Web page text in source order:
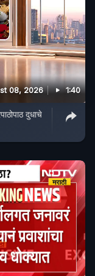
08, 2026 1:40
दुधाचे